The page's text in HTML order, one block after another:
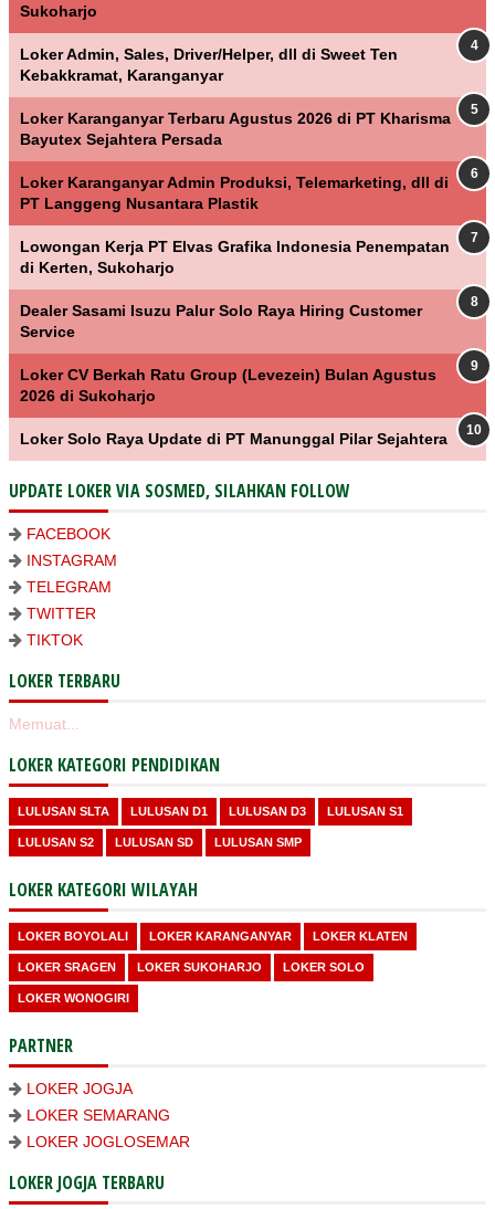
Sukoharjo
Loker Admin, Sales, Driver/Helper, dll di Sweet Ten
Kebakkramat, Karanganyar
Loker Karanganyar Terbaru Agustus 2026 di PT Kharisma
Bayutex Sejahtera Persada
Loker Karanganyar Admin Produksi, Telemarketing, dll di
PT Langgeng Nusantara Plastik
Lowongan Kerja PT Elvas Grafika Indonesia Penempatan
di Kerten, Sukoharjo
Dealer Sasami Isuzu Palur Solo Raya Hiring Customer
Service
Loker CV Berkah Ratu Group (Levezein) Bulan Agustus
2026 di Sukoharjo
Loker Solo Raya Update di PT Manunggal Pilar Sejahtera
UPDATE LOKER VIA SOSMED, SILAHKAN FOLLOW
FACEBOOK
INSTAGRAM
TELEGRAM
TWITTER
TIKTOK
LOKER TERBARU
Memuat...
LOKER KATEGORI PENDIDIKAN
LULUSAN SLTA LULUSAN D1 LULUSAN D3 LULUSAN S1
LULUSAN S2 LULUSAN SD LULUSAN SMP
LOKER KATEGORI WILAYAH
LOKER BOYOLALI LOKER KARANGANYAR LOKER KLATEN
LOKER SRAGEN LOKER SUKOHARJO LOKER SOLO
LOKER WONOGIRI
PARTNER
LOKER JOGJA
LOKER SEMARANG
LOKER JOGLOSEMAR
LOKER JOGJA TERBARU